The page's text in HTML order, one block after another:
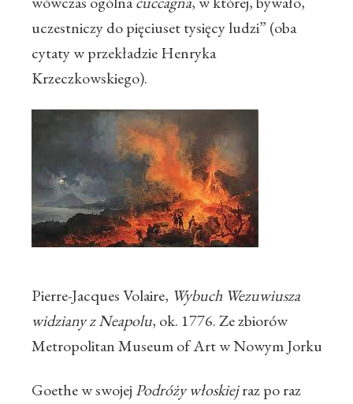
uczestniczy do pięciuset tysięcy ludzi” (oba
cytaty w przekładzie Henryka
Krzeczkowskiego).
Pierre-Jacques Volaire, Wybuch Wezuwiusza
widziany z Neapolu, ok. 1776. Ze zbiorów
Metropolitan Museum of Art w Nowym Jorku
Goethe w swojejPodróży włoskiejraz po raz